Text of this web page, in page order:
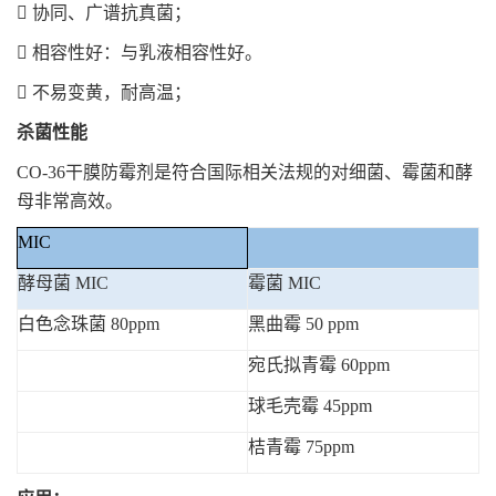
 协同、广谱抗真菌；
 相容性好：与乳液相容性好。
 不易变黄，耐高温；
杀菌性能
CO-36干膜防霉剂是符合国际相关法规的对细菌、霉菌和酵
母非常高效。
MIC
酵母菌 MIC 霉菌 MIC
白色念珠菌 80ppm 黑曲霉 50 ppm
宛氏拟青霉 60ppm
球毛壳霉 45ppm
桔青霉 75ppm